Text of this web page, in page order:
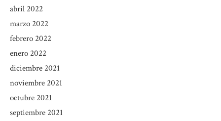
abril 2022
marzo 2022
febrero 2022
enero 2022
diciembre 2021
noviembre 2021
octubre 2021
septiembre 2021